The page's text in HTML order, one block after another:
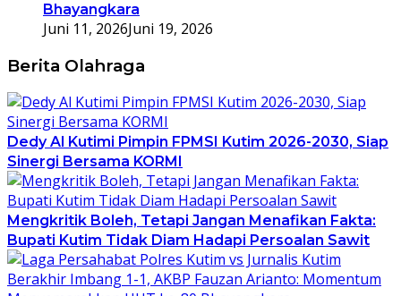
Bhayangkara
Juni 11, 2026Juni 19, 2026
Berita Olahraga
Dedy Al Kutimi Pimpin FPMSI Kutim 2026-2030, Siap
Sinergi Bersama KORMI
Mengkritik Boleh, Tetapi Jangan Menafikan Fakta:
Bupati Kutim Tidak Diam Hadapi Persoalan Sawit